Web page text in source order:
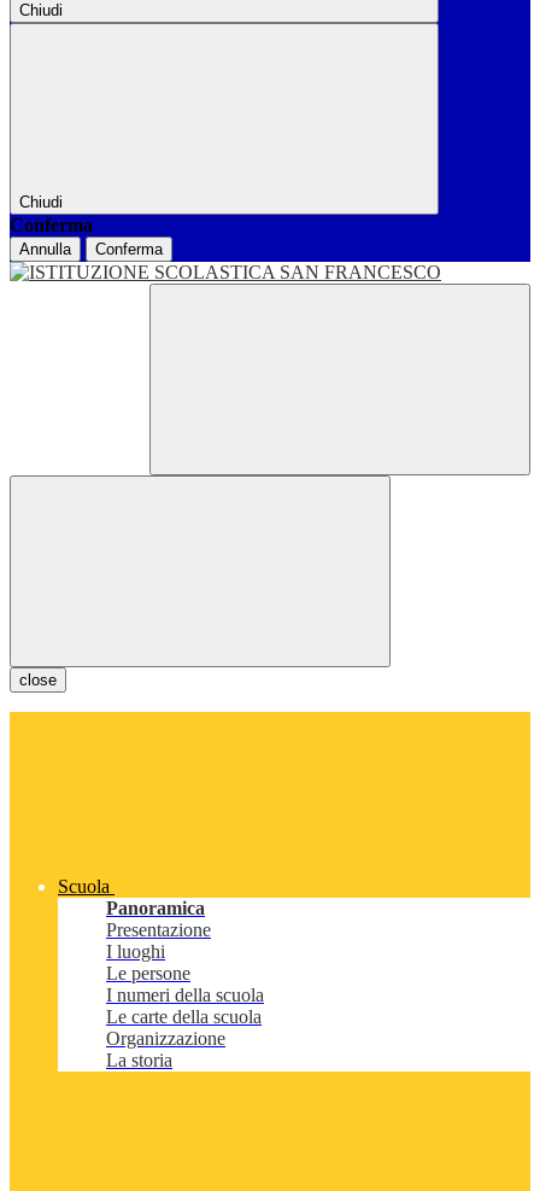
Chiudi
Chiudi
Conferma
Annulla Conferma
close
Scuola
Panoramica
Presentazione
I luoghi
Le persone
I numeri della scuola
Le carte della scuola
Organizzazione
La storia